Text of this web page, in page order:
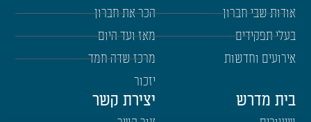
אודות שבי חברון
בעלי תפקידים
אירועים וחדשות
הכר את חברון
מאז ועד היום
מרכז שדה חמד
יזכור
בית מדרש יצירת קשר